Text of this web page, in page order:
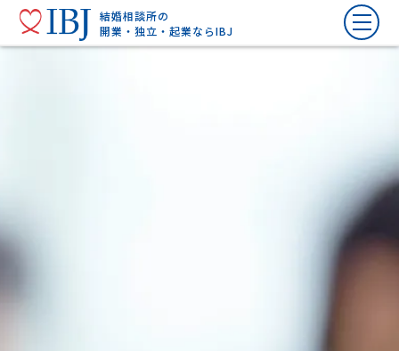
結婚相談所の
開業・独立・起業ならIBJ